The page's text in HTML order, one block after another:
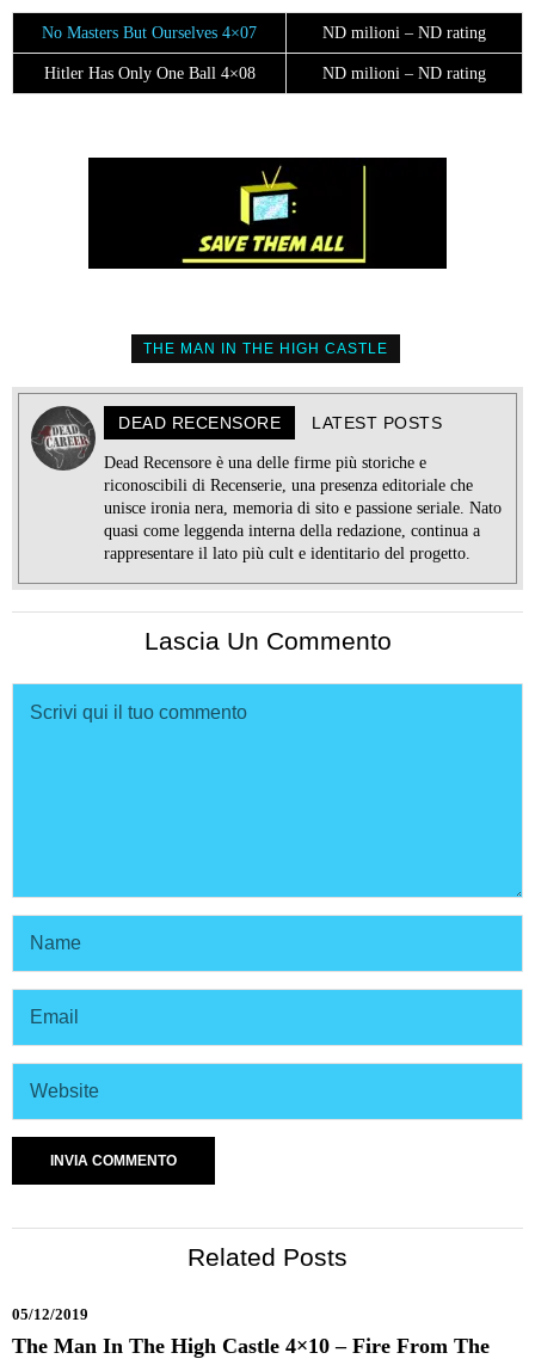
No Masters But Ourselves 4×07 ND milioni – ND rating
Hitler Has Only One Ball 4×08 ND milioni – ND rating
THE MAN IN THE HIGH CASTLE
DEAD RECENSORE LATEST POSTS
Dead Recensore è una delle firme più storiche e
riconoscibili di Recenserie, una presenza editoriale che
unisce ironia nera, memoria di sito e passione seriale. Nato
quasi come leggenda interna della redazione, continua a
rappresentare il lato più cult e identitario del progetto.
Lascia Un Commento
Related Posts
05/12/2019
The Man In The High Castle 4×10 – Fire From The